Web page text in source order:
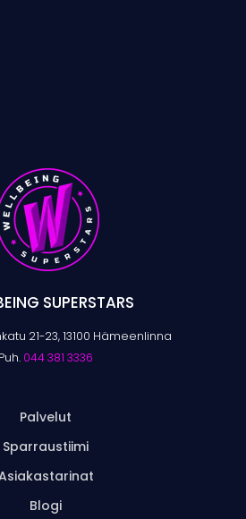
SUPERSTARS
21-23, 13100 Hämeenlinna
Puh. 044 381 3336
Palvelut
Sparraustiimi
Blogi